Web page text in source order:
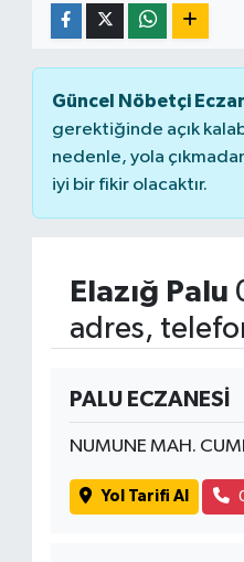
Güncel Nöbetçi
gerektiğinde açık
nedenle, yola
iyi bir fikir olacaktır.
Elazığ Palu
adres,
PALU ECZANESİ
NUMUNE MAH.
Yol Tarifi Al